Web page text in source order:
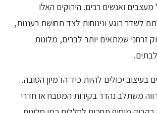
ואנשים רבים. הירוקים האלו
לשדר רוגע ונינוחות לצד תחושת רעננות,
זרחני שמתאים יותר לברים, מלונות
בעיצוב יכולים להיות כיד הדמיון הטובה.
משתלב נהדר בקירות המטבח או חדרי